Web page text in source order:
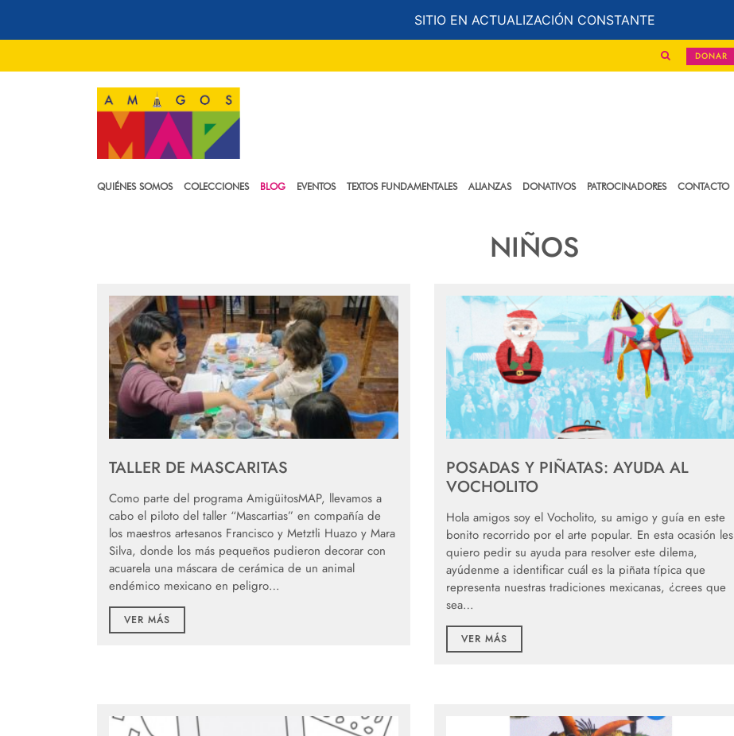
SITIO EN ACTUALIZACIÓN CONSTANTE
DONAR
QUIÉNES SOMOS COLECCIONES BLOG EVENTOS TEXTOS FUNDAMENTALES ALIANZAS DONATIVOS PATROCINADORES CONTACTO
NIÑOS
TALLER DE MASCARITAS
Como parte del programa AmigüitosMAP, llevamos a
cabo el piloto del taller “Mascartias” en compañía de
los maestros artesanos Francisco y Metztli Huazo y Mara
Silva, donde los más pequeños pudieron decorar con
acuarela una máscara de cerámica de un animal
endémico mexicano en peligro…
VER MÁS
POSADAS Y PIÑATAS: AYUDA AL
VOCHOLITO
Hola amigos soy el Vocholito, su amigo y guía en este
bonito recorrido por el arte popular. En esta ocasión les
quiero pedir su ayuda para resolver este dilema,
ayúdenme a identificar cuál es la piñata típica que
representa nuestras tradiciones mexicanas, ¿crees que
sea…
VER MÁS